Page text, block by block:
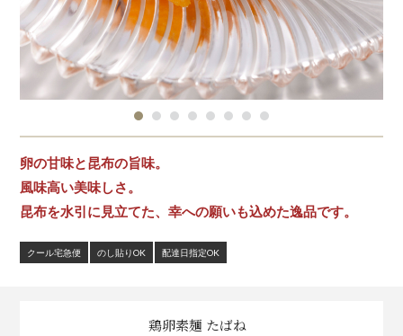
卵の甘味と昆布の旨味。
風味高い美味しさ。
昆布を水引に見立てた、幸への願いも込めた逸品です。
クール宅急便 のし貼りOK 配達日指定OK
鶏卵素麺 たばね